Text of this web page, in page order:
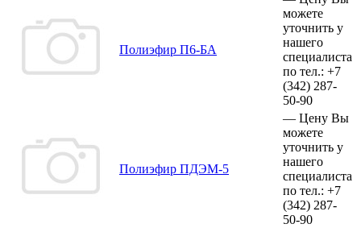
Полиэфир П6-БА
можете
уточнить у
нашего
специалиста
по тел.: +7
(342) 287-
50-90
Полиэфир ПДЭМ-5
— Цену Вы
можете
уточнить у
нашего
специалиста
по тел.: +7
(342) 287-
50-90